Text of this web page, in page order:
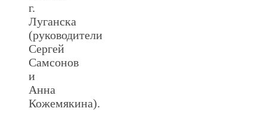
г.
Луганска
(руководители
Сергей
Самсонов
и
Анна
Кожемякина).